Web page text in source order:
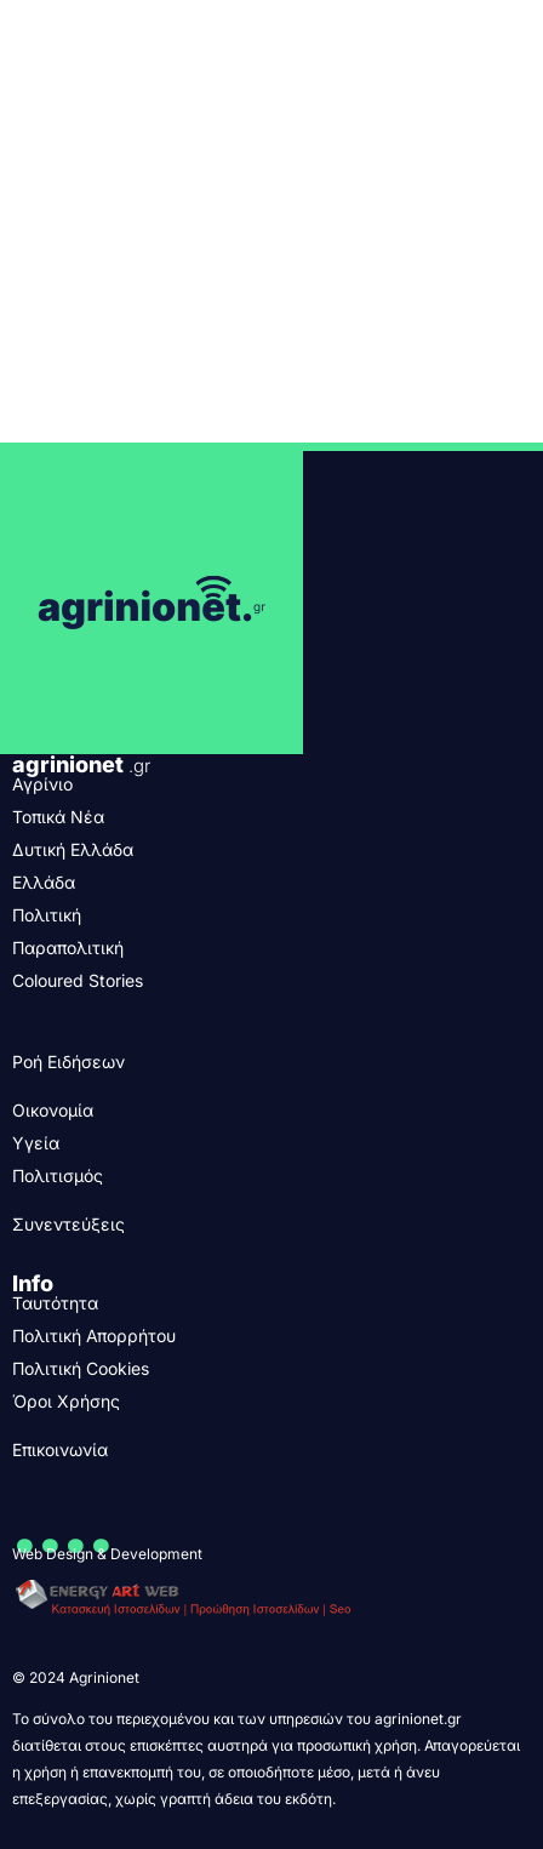
agrinionet .gr
Αγρίνιο
Τοπικά Νέα
Δυτική Ελλάδα
Ελλάδα
Πολιτική
Παραπολιτική
Coloured Stories
Ροή Ειδήσεων
Οικονομία
Υγεία
Πολιτισμός
Συνεντεύξεις
Info
Ταυτότητα
Πολιτική Απορρήτου
Πολιτική Cookies
Όροι Χρήσης
Επικοινωνία
....
Web Design & Development
© 2024 Agrinionet
Το σύνολο του περιεχομένου και των υπηρεσιών του agrinionet.gr
διατίθεται στους επισκέπτες αυστηρά για προσωπική χρήση. Απαγορεύεται
η χρήση ή επανεκπομπή του, σε οποιοδήποτε μέσο, μετά ή άνευ
επεξεργασίας, χωρίς γραπτή άδεια του εκδότη.